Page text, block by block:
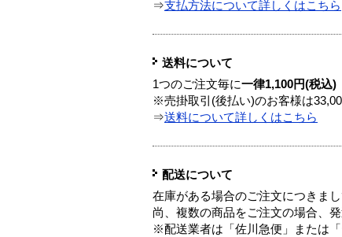
⇒支払方法について詳しくはこちら
送料について
1つのご注文毎に一律1,100円(税込)
※売掛取引(後払い)のお客様は
⇒送料について詳しくはこちら
配送について
在庫がある場合のご注文につきま
尚、複数の商品をご注文の場合、
※配送業者は「佐川急便」または